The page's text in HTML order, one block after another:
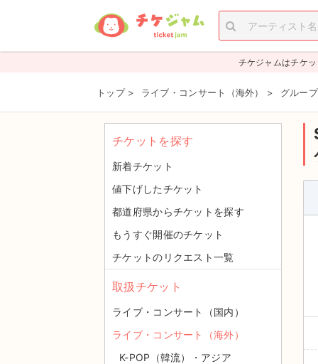
チケジャムはチケ
トップ > ライブ・コンサート（海外） > グルー
チケットを探す
新着チケット
値下げしたチケット
都道府県からチケットを探す
もうすぐ開催のチケット
チケットのリクエスト一覧
取扱チケット
ライブ・コンサート（国内）
ライブ・コンサート（海外）
K-POP（韓流）・アジア